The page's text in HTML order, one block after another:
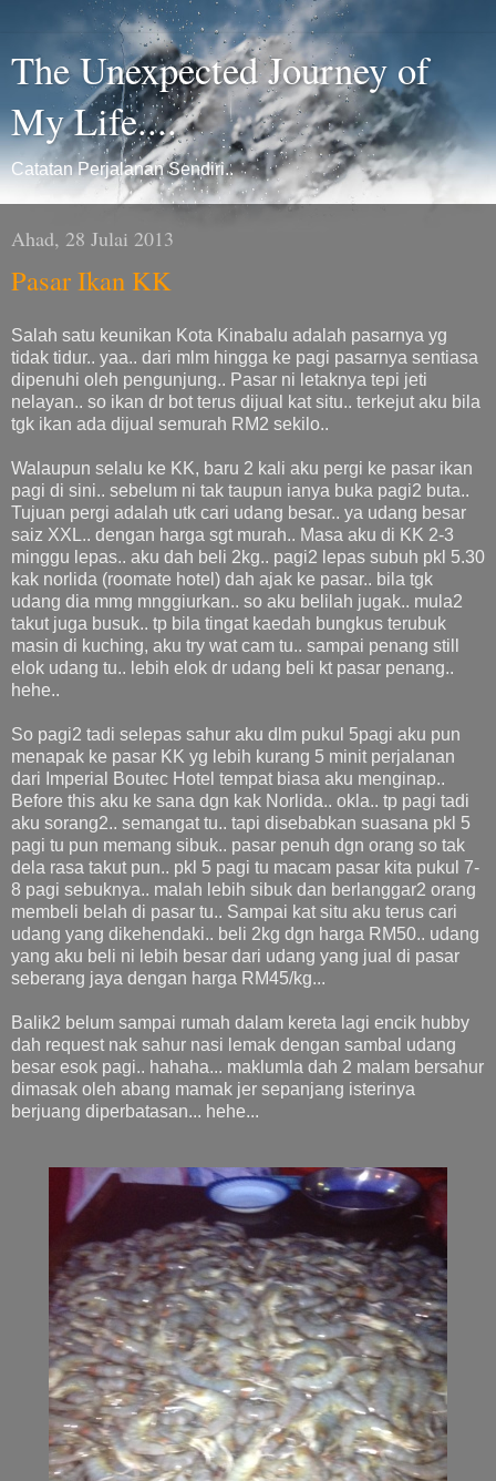
The Unexpected Journey of
My Life....
Catatan Perjalanan Sendiri..
Ahad, 28 Julai 2013
Pasar Ikan KK
Salah satu keunikan Kota Kinabalu adalah pasarnya yg
tidak tidur.. yaa.. dari mlm hingga ke pagi pasarnya sentiasa
dipenuhi oleh pengunjung.. Pasar ni letaknya tepi jeti
nelayan.. so ikan dr bot terus dijual kat situ.. terkejut aku bila
tgk ikan ada dijual semurah RM2 sekilo..
Walaupun selalu ke KK, baru 2 kali aku pergi ke pasar ikan
pagi di sini.. sebelum ni tak taupun ianya buka pagi2 buta..
Tujuan pergi adalah utk cari udang besar.. ya udang besar
saiz XXL.. dengan harga sgt murah.. Masa aku di KK 2-3
minggu lepas.. aku dah beli 2kg.. pagi2 lepas subuh pkl 5.30
kak norlida (roomate hotel) dah ajak ke pasar.. bila tgk
udang dia mmg mnggiurkan.. so aku belilah jugak.. mula2
takut juga busuk.. tp bila tingat kaedah bungkus terubuk
masin di kuching, aku try wat cam tu.. sampai penang still
elok udang tu.. lebih elok dr udang beli kt pasar penang..
hehe..
So pagi2 tadi selepas sahur aku dlm pukul 5pagi aku pun
menapak ke pasar KK yg lebih kurang 5 minit perjalanan
dari Imperial Boutec Hotel tempat biasa aku menginap..
Before this aku ke sana dgn kak Norlida.. okla.. tp pagi tadi
aku sorang2.. semangat tu.. tapi disebabkan suasana pkl 5
pagi tu pun memang sibuk.. pasar penuh dgn orang so tak
dela rasa takut pun.. pkl 5 pagi tu macam pasar kita pukul 7-
8 pagi sebuknya.. malah lebih sibuk dan berlanggar2 orang
membeli belah di pasar tu.. Sampai kat situ aku terus cari
udang yang dikehendaki.. beli 2kg dgn harga RM50.. udang
yang aku beli ni lebih besar dari udang yang jual di pasar
seberang jaya dengan harga RM45/kg...
Balik2 belum sampai rumah dalam kereta lagi encik hubby
dah request nak sahur nasi lemak dengan sambal udang
besar esok pagi.. hahaha... maklumla dah 2 malam bersahur
dimasak oleh abang mamak jer sepanjang isterinya
berjuang diperbatasan... hehe...